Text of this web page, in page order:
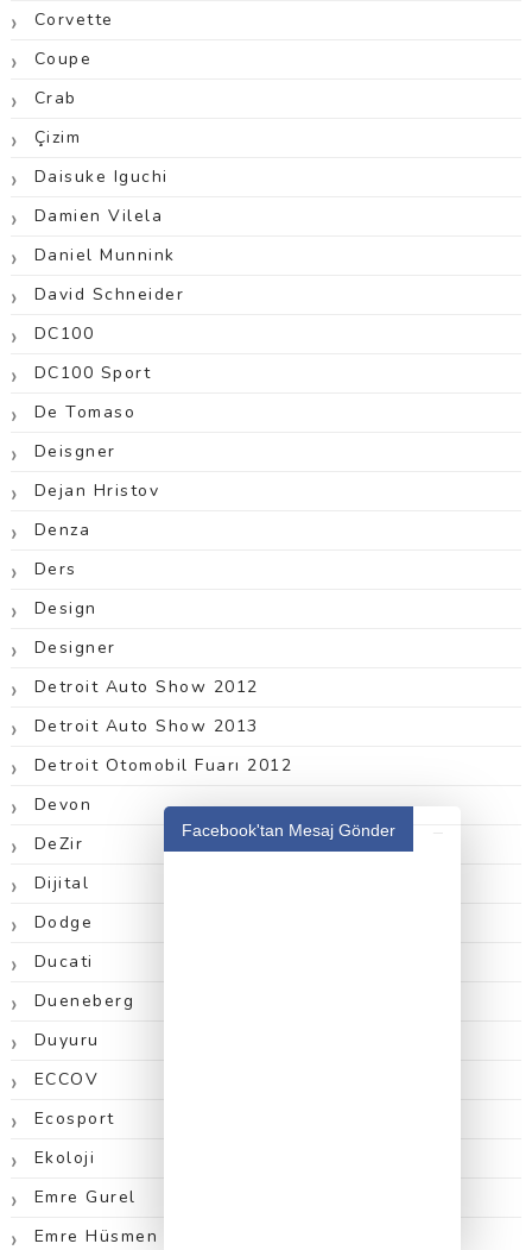
Facebook'tan Mesaj Gönder
Corvette
Coupe
Crab
Çizim
Daisuke Iguchi
Damien Vilela
Daniel Munnink
David Schneider
DC100
DC100 Sport
De Tomaso
Deisgner
Dejan Hristov
Denza
Ders
Design
Designer
Detroit Auto Show 2012
Detroit Auto Show 2013
Detroit Otomobil Fuarı 2012
Devon
DeZir
Dijital
Dodge
Ducati
Dueneberg
Duyuru
ECCOV
Ecosport
Ekoloji
Emre Gurel
Emre Hüsmen